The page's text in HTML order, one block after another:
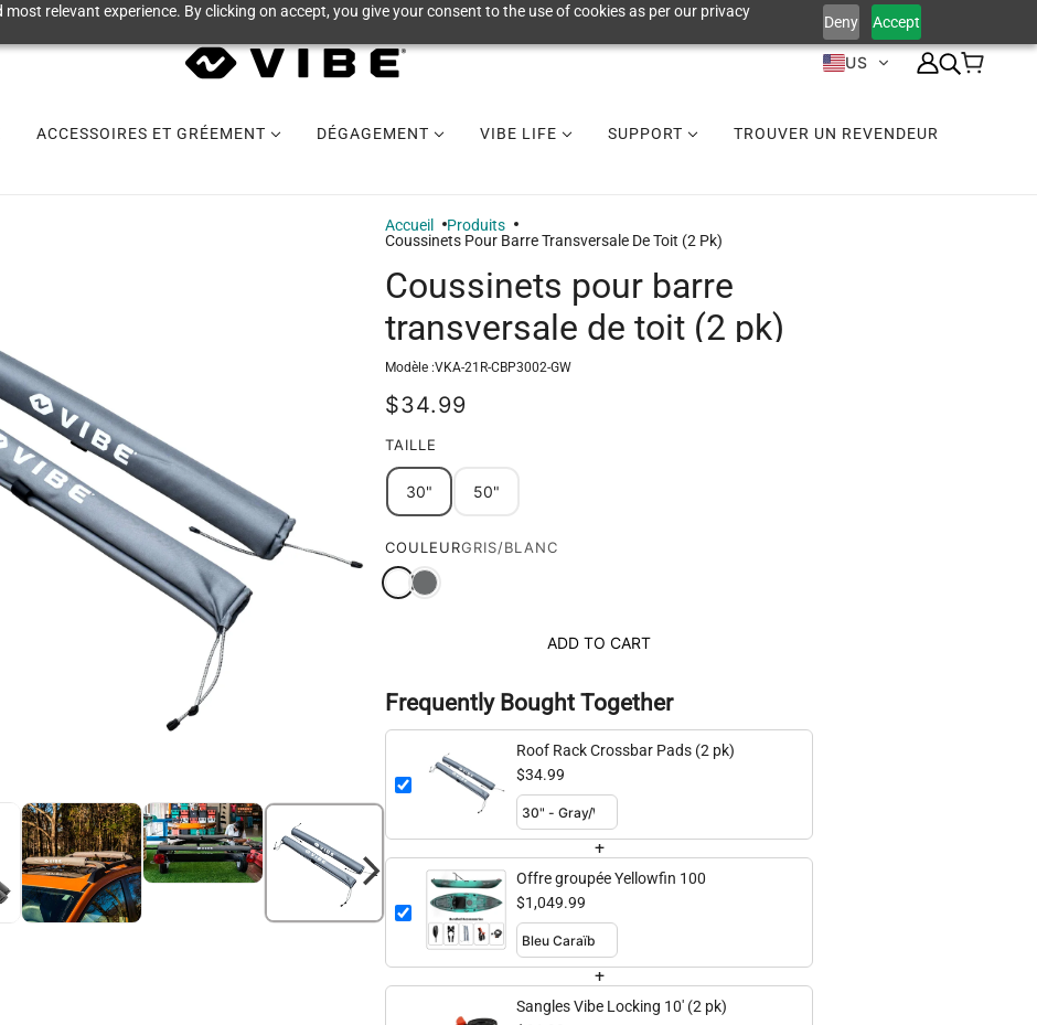
relevant experience. By clicking on accept, you give your consent to the use of cookies as per our privacy
Deny Accept
US
ACCESSOIRES ET GRÉEMENT DÉGAGEMENT VIBE LIFE SUPPORT TROUVER UN REVENDEUR
Accueil
Produits
Coussinets Pour Barre Transversale De Toit (2 Pk)
Coussinets pour barre
transversale de toit (2 pk)
Modèle :VKA-21R-CBP3002-GW
$34.99
TAILLE
30" 50"
COULEURGRIS/BLANC
ADD TO CART
Frequently Bought Together
Roof Rack Crossbar Pads (2 pk)
$34.99
+
Offre groupée Yellowfin 100
$1,049.99
+
Sangles Vibe Locking 10' (2 pk)